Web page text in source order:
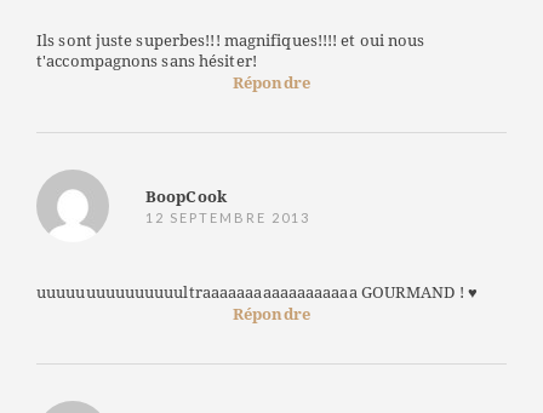
Ils sont juste superbes!!! magnifiques!!!! et oui nous
t'accompagnons sans hésiter!
Répondre
BoopCook
12 SEPTEMBRE 2013
uuuuuuuuuuuuuuultraaaaaaaaaaaaaaaaaa GOURMAND ! ♥
Répondre